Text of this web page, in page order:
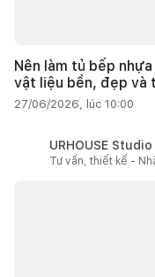
Nên làm tủ bếp
vật liệu bền, đẹp và
27/06/2026, lúc 10:00
URHOUSE Studio
Tư vấn, thiết kế -